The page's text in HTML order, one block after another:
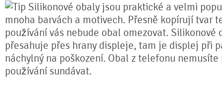
Silikonové obaly jsou praktické a velmi
mnoha barvách a motivech. Přesně kopírují tvar
používání vás nebude obal omezovat. Silikonové
přesahuje přes hrany displeje, tam je displej při
náchylný na poškození. Obal z telefonu
používání sundávat.